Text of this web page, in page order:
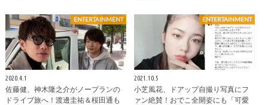
ENTERTAINMENT
2020.4.1
佐藤健、神木隆之介がノープランの
ドライブ旅へ！渡邊圭祐＆桜田通も
ENTERTAINMENT
2021.10.5
小芝風花、ドアップ自撮り写真にフ
ァン絶賛！おでこ全開姿にも「可愛